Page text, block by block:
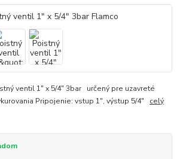
ventil 1" x 5/4" 3bar určený pre uzavreté
Pripojenie: vstup 1", výstup 5/4" celý